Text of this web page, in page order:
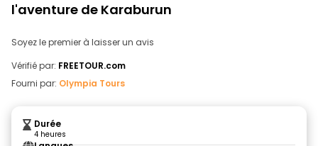
l'aventure de Karaburun
Soyez le premier à laisser un avis
Vérifié par: FREETOUR.com
Fourni par: Olympia Tours
Durée
4 heures